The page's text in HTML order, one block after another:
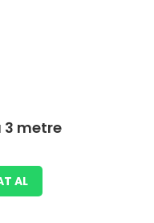
3 metre
AL